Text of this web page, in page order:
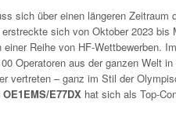
sich über einen längeren
sich von Oktober 2023 bis
einer Reihe von HF-Wettbewerben.
Operatoren aus der ganzen Welt
vertreten – ganz im Stil der
E77DX hat sich als Top-